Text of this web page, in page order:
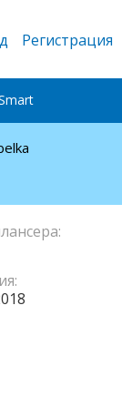
Регистрация